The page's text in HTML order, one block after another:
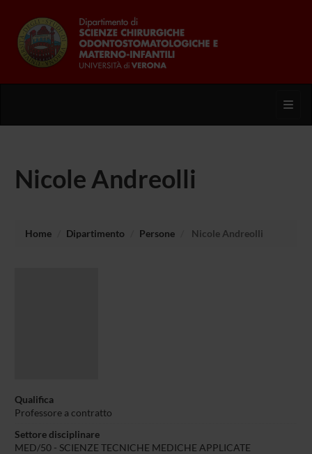
Nicole Andreolli
Home Dipartimento Persone Nicole Andreolli
Qualifica
Professore a contratto
Settore disciplinare
MED/50 - SCIENZE TECNICHE MEDICHE APPLICATE